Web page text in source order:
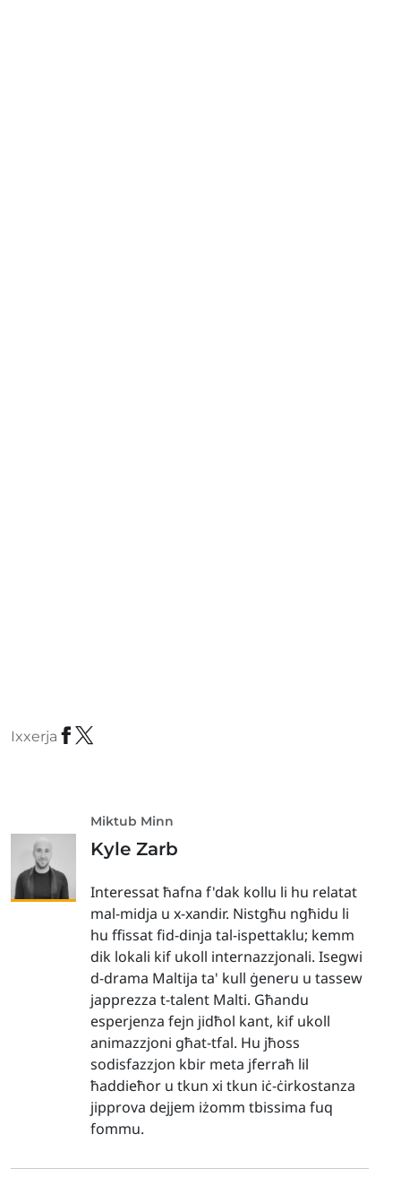
Ixxerja
Miktub Minn
Kyle Zarb
Interessat ħafna f'dak kollu li hu relatat
mal-midja u x-xandir. Nistgħu ngħidu li
hu ffissat fid-dinja tal-ispettaklu; kemm
dik lokali kif ukoll internazzjonali. Isegwi
d-drama Maltija ta' kull ġeneru u tassew
japprezza t-talent Malti. Għandu
esperjenza fejn jidħol kant, kif ukoll
animazzjoni għat-tfal. Hu jħoss
sodisfazzjon kbir meta jferraħ lil
ħaddieħor u tkun xi tkun iċ-ċirkostanza
jipprova dejjem iżomm tbissima fuq
fommu.